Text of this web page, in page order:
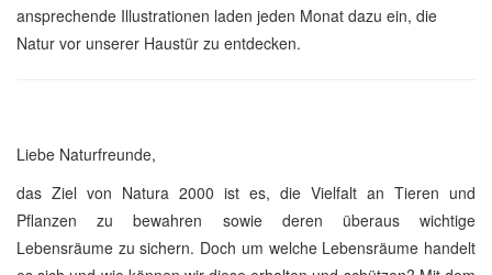
ansprechende Illustrationen laden jeden Monat dazu ein, die
Natur vor unserer Haustür zu entdecken.
Liebe Naturfreunde,
das Ziel von Natura 2000 ist es, die Vielfalt an Tieren und
Pflanzen zu bewahren sowie deren überaus wichtige
Lebensräume zu sichern. Doch um welche Lebensräume handelt